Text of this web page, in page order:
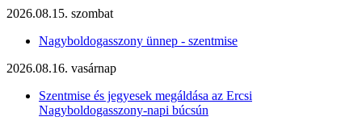
2026.08.15. szombat
Nagyboldogasszony ünnep - szentmise
2026.08.16. vasárnap
Szentmise és jegyesek megáldása az Ercsi
Nagyboldogasszony-napi búcsún